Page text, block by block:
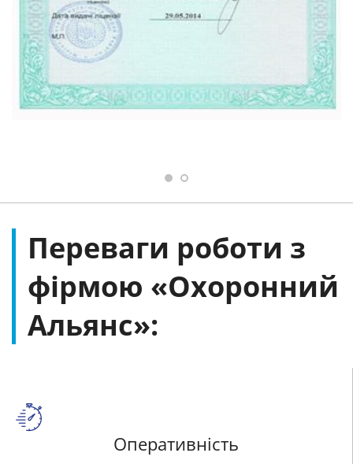
Переваги роботи з
фірмою «Охоронний
Альянс»:
Оперативність